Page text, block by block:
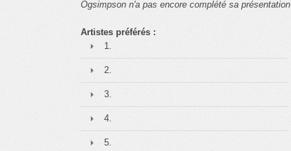
Ogsimpson n'a pas encore complété sa présentation
Artistes préférés :
1.
2.
3.
4.
5.